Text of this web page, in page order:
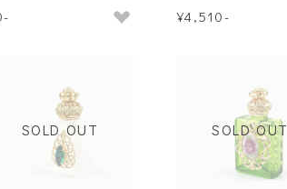
¥4,510-
SOLD OUT SOLD OUT